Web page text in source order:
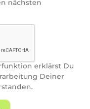
nächsten
erklärst Du
Deiner